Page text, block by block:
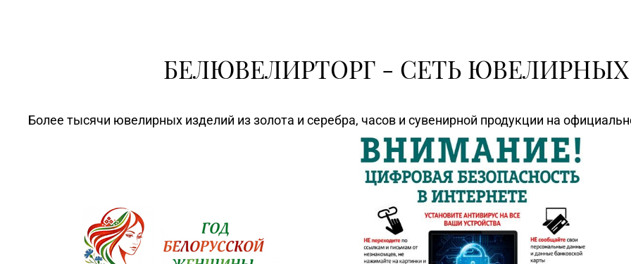
+375 (214) 74-67-75
БЕЛЮВЕЛИРТОРГ - СЕТЬ
Более тысячи ювелирных изделий из золота и серебра, часов и сувенирной продукции на